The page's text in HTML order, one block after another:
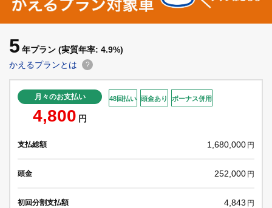
5 年プラン (実質年率: 4.9%)
かえるプランとは
?
月々のお支払い
4,800 円
48回払い 頭金あり ボーナス併用
支払総額 1,680,000 円
頭金 252,000 円
初回分割支払額 4,843 円